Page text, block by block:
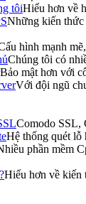
tôiHiểu hơn về
Những kiến thức
hình mạnh
Chúng tôi có
Bảo mật hơn với
Với đội ngũ
Comodo SSL,
Hệ thống quét lỗ
phần mềm
Hiểu hơn về kiến